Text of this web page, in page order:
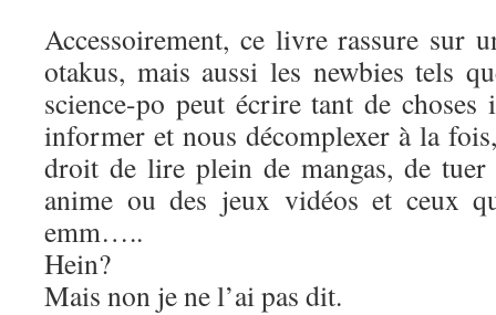
Accessoirement, ce livre rassure sur
otakus, mais aussi les newbies tels
science-po peut écrire tant de choses
informer et nous décomplexer à la
droit de lire plein de mangas, de tuer
anime ou des jeux vidéos et ceux
emm…..
Hein?
Mais non je ne l’ai pas dit.